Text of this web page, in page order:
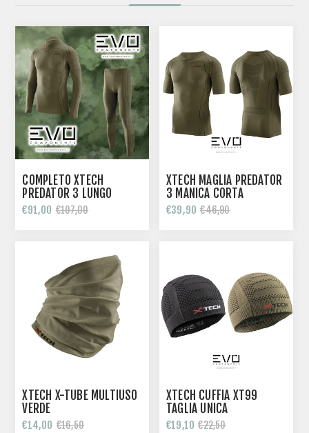
COMPLETO XTECH
PREDATOR 3 LUNGO
€91,00 €107,00
XTECH MAGLIA PREDATOR
3 MANICA CORTA
€39,90 €46,90
XTECH X-TUBE MULTIUSO
VERDE
€14,00 €16,50
XTECH CUFFIA XT99
TAGLIA UNICA
€19,10 €22,50